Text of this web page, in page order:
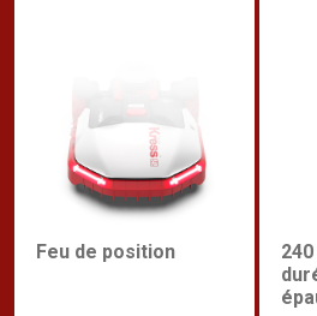
Feu de position